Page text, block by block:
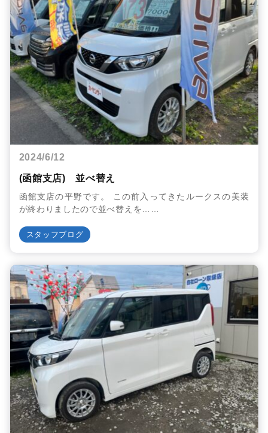
2024/6/12
(函館支店) 並べ替え
函館支店の平野です。 この前入ってきたルークスの美装
が終わりましたので並べ替えを……
スタッフブログ